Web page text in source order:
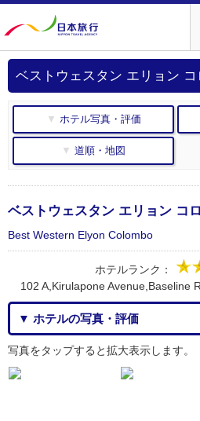
ベストウェスタン エリョン
▼ ホテル写真・評価
▼ 道順・地図
ベストウェスタン エリョン コ
Best Western Elyon Colombo
ホテルランク：
102 A,Kirulapone Avenue,Baseline
▼ ホテルの写真・評価
写真をタップすると拡大表示します。